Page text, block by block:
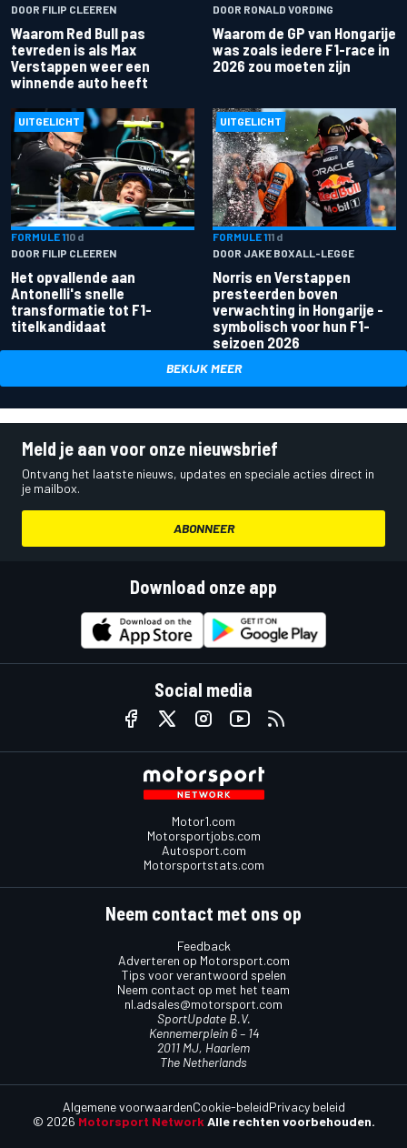
DOOR FILIP CLEEREN
Waarom Red Bull pas
tevreden is als Max
Verstappen weer een
winnende auto heeft
DOOR RONALD VORDING
Waarom de GP van Hongarije
was zoals iedere F1-race in
2026 zou moeten zijn
UITGELICHT
FORMULE 110 d
DOOR FILIP CLEEREN
Het opvallende aan
Antonelli's snelle
transformatie tot F1-
titelkandidaat
UITGELICHT
FORMULE 111 d
DOOR JAKE BOXALL-LEGGE
Norris en Verstappen
presteerden boven
verwachting in Hongarije -
symbolisch voor hun F1-
seizoen 2026
BEKIJK MEER
Meld je aan voor onze nieuwsbrief
Ontvang het laatste nieuws, updates en speciale acties direct in
je mailbox.
ABONNEER
Download onze app
Social media
Motor1.com
Motorsportjobs.com
Autosport.com
Motorsportstats.com
Neem contact met ons op
Feedback
Adverteren op Motorsport.com
Tips voor verantwoord spelen
Neem contact op met het team
nl.adsales@motorsport.com
SportUpdate B.V.
Kennemerplein 6 – 14
2011 MJ, Haarlem
The Netherlands
© 2026 Motorsport Network Alle rechten voorbehouden.
Algemene voorwaardenCookie-beleidPrivacy beleid